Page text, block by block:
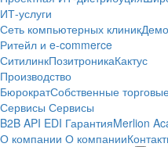
ИТ-услуги
Сеть компьютерных клиник
Ритейл и e-commerce
СитилинкПозитроникаКактус
Производство
БюрократСобственные
Сервисы Сервисы
B2B API EDI ГарантияMerlion
О компании О компании